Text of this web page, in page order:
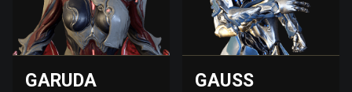
GARUDA GAUSS